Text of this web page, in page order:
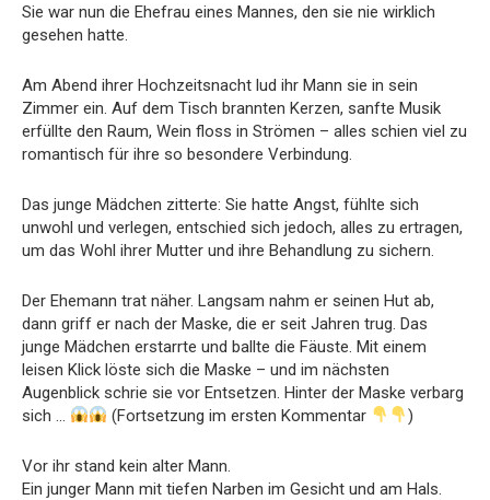
Sie war nun die Ehefrau eines Mannes, den sie nie wirklich
gesehen hatte.
Am Abend ihrer Hochzeitsnacht lud ihr Mann sie in sein
Zimmer ein. Auf dem Tisch brannten Kerzen, sanfte Musik
erfüllte den Raum, Wein floss in Strömen – alles schien viel zu
romantisch für ihre so besondere Verbindung.
Das junge Mädchen zitterte: Sie hatte Angst, fühlte sich
unwohl und verlegen, entschied sich jedoch, alles zu ertragen,
um das Wohl ihrer Mutter und ihre Behandlung zu sichern.
Der Ehemann trat näher. Langsam nahm er seinen Hut ab,
dann griff er nach der Maske, die er seit Jahren trug. Das
junge Mädchen erstarrte und ballte die Fäuste. Mit einem
leisen Klick löste sich die Maske – und im nächsten
Augenblick schrie sie vor Entsetzen. Hinter der Maske verbarg
sich …
(Fortsetzung im ersten Kommentar )
Vor ihr stand kein alter Mann.
Ein junger Mann mit tiefen Narben im Gesicht und am Hals.